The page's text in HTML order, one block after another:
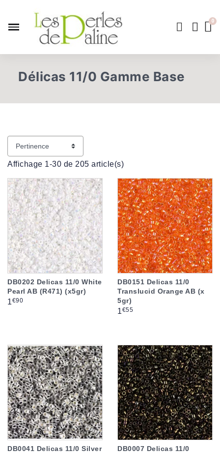
Délicas 11/0 Gamme Base
Affichage 1-30 de 205 article(s)
DB0202 Delicas 11/0 White
Pearl AB (R471) (x5gr)
Prix
1€90
DB0151 Delicas 11/0
Translucid Orange AB (x
5gr)
Prix
1€55
DB0041 Delicas 11/0 Silver
DB0007 Delicas 11/0